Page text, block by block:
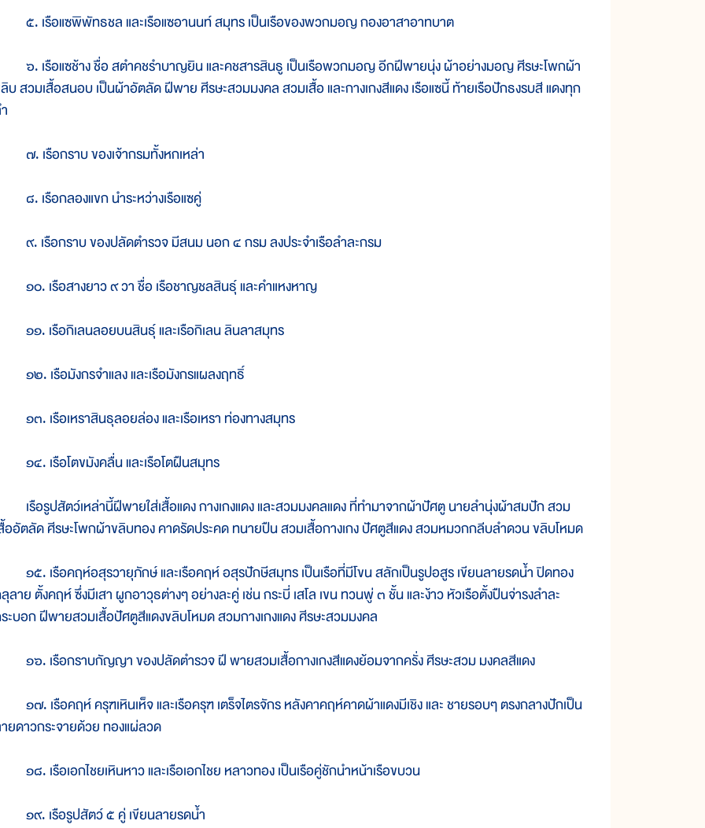
๕. เรือแซพิพัทธชล และเรือแซอานนท์ สมุทร เป็นเรือของพวกมอญ กองอาสาอาทบาต
๖. เรือแซช้าง ชื่อ สตำคชรำบาญยิน และคชสารสินธู เป็นเรือพวกมอญ อีกฝีพายนุ่ง ผ้าอย่างมอญ ศีรษะโพกผ้า
บ สวมเสื้อสนอบ เป็นผ้าอัตลัด ฝีพาย ศีรษะสวมมงคล สวมเสื้อ และกางเกงสีแดง เรือแซนี้ ท้ายเรือปักธงรบสี แดงทุก
๗. เรือกราบ ของเจ้ากรมทั้งหกเหล่า
๘. เรือกลองแขก นำระหว่างเรือแซคู่
๙. เรือกราบ ของปลัดตำรวจ มีสนม นอก ๔ กรม ลงประจำเรือลำละกรม
๑๐. เรือสางยาว ๙ วา ชื่อ เรือชาญชลสินธุ์ และคำแหงหาญ
๑๑. เรือกิเลนลอยบนสินธุ์ และเรือกิเลน ลินลาสมุทร
๑๒. เรือมังกรจำแลง และเรือมังกรแผลงฤทธิ์
๑๓. เรือเหราสินธุลอยล่อง และเรือเหรา ท่องทางสมุทร
๑๔. เรือโตขมังคลื่น และเรือโตฝืนสมุทร
เรือรูปสัตว์เหล่านี้ฝีพายใส่เสื้อแดง กางเกงแดง และสวมมงคลแดง ที่ทำมาจากผ้าปัศตู นายลำนุ่งผ้าสมปัก สวม
ออัตลัด ศีรษะโพกผ้าขลิบทอง คาดรัดประคด ทนายปืน สวมเสื้อกางเกง ปัศตูสีแดง สวมหมวกกลีบลำดวน ขลิบโหมด
๑๕. เรือคฤห์อสุรวายุภักษ์ และเรือคฤห์ อสุรปักษีสมุทร เป็นเรือที่มีโขน สลักเป็นรูปอสูร เขียนลายรดน้ำ ปิดทอง
ลาย ตั้งคฤห์ ซึ่งมีเสา ผูกอาวุธต่างๆ อย่างละคู่ เช่น กระบี่ เสโล เขน ทวนพู่ ๓ ชั้น และง้าว หัวเรือตั้งปืนจ่ารงลำละ
ะบอก ฝีพายสวมเสื้อปัศตูสีแดงขลิบโหมด สวมกางเกงแดง ศีรษะสวมมงคล
๑๖. เรือกราบกัญญา ของปลัดตำรวจ ฝี พายสวมเสื้อกางเกงสีแดงย้อมจากครั่ง ศีรษะสวม มงคลสีแดง
๑๗. เรือคฤห์ ครุฑเหินเห็จ และเรือครุฑ เตร็จไตรจักร หลังคาคฤห์คาดผ้าแดงมีเชิง และ ชายรอบๆ ตรงกลางปักเป็น
ยดาวกระจายด้วย ทองแผ่ลวด
๑๘. เรือเอกไชยเหินหาว และเรือเอกไชย หลาวทอง เป็นเรือคู่ชักนำหน้าเรือขบวน
๑๙. เรือรูปสัตว์ ๕ คู่ เขียนลายรดน้ำ